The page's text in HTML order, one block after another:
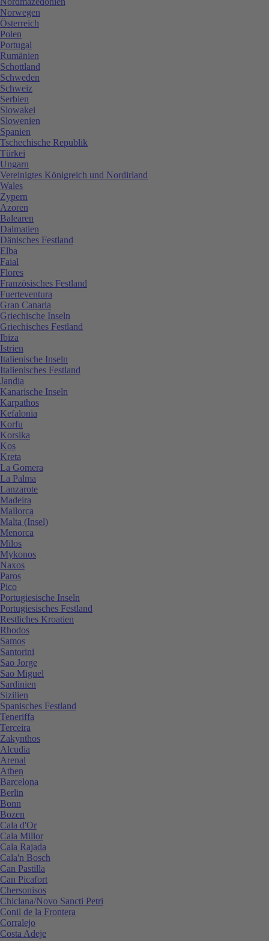
Norwegen
Österreich
Polen
Portugal
Rumänien
Schottland
Schweden
Schweiz
Serbien
Slowakei
Slowenien
Spanien
Tschechische Republik
Türkei
Ungarn
Vereinigtes Königreich und Nordirland
Wales
Zypern
Azoren
Balearen
Dalmatien
Dänisches Festland
Elba
Faial
Flores
Französisches Festland
Fuerteventura
Gran Canaria
Griechische Inseln
Griechisches Festland
Ibiza
Istrien
Italienische Inseln
Italienisches Festland
Jandia
Kanarische Inseln
Karpathos
Kefalonia
Korfu
Korsika
Kos
Kreta
La Gomera
La Palma
Lanzarote
Madeira
Mallorca
Malta (Insel)
Menorca
Milos
Mykonos
Naxos
Paros
Pico
Portugiesische Inseln
Portugiesisches Festland
Restliches Kroatien
Rhodos
Samos
Santorini
Sao Jorge
Sao Miguel
Sardinien
Sizilien
Spanisches Festland
Teneriffa
Terceira
Zakynthos
Alcudia
Arenal
Athen
Barcelona
Berlin
Bonn
Bozen
Cala d'Or
Cala Millor
Cala Rajada
Cala'n Bosch
Can Pastilla
Can Picafort
Chersonisos
Chiclana/Novo Sancti Petri
Conil de la Frontera
Corralejo
Costa Adeje